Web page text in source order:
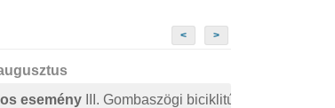
< >
esemény
III. Gombaszögi biciklitúra